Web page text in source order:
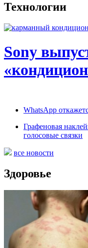
Технологии
Sony
WhatsApp
Графеновая
голосовые связки
все новости
Здоровье